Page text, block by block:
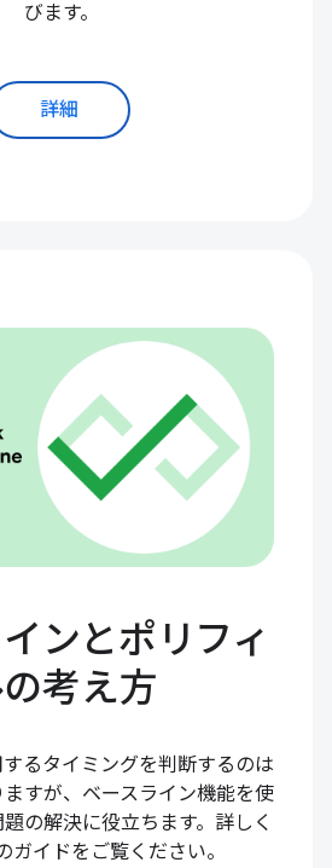
びます。
詳細
ンとポリフィ
考え方
るタイミングを判断するのは
すが、ベースライン機能を使
の解決に役立ちます。詳しく
ガイドをご覧ください。